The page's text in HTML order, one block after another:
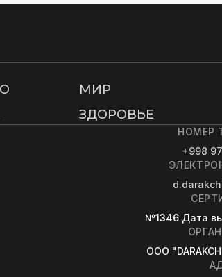
МИР
ЗДОРОВЬЕ
НОМЕР
+998
№1346 Дата
OOO